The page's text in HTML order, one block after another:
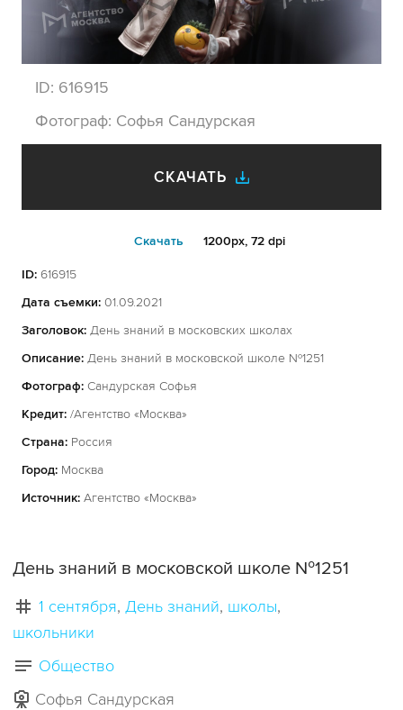
ID: 616915
Фотограф: Софья Сандурская
СКАЧАТЬ
Cкачать 1200px, 72 dpi
ID: 616915
Дата съемки: 01.09.2021
Заголовок: День знаний в московских школах
Описание: День знаний в московской школе №1251
Фотограф: Сандурская Софья
Кредит: /Агентство «Москва»
Страна: Россия
Город: Москва
Источник: Агентство «Москва»
День знаний в московской школе №1251
1 сентября День знаний школы
школьники
Общество
Софья Сандурская